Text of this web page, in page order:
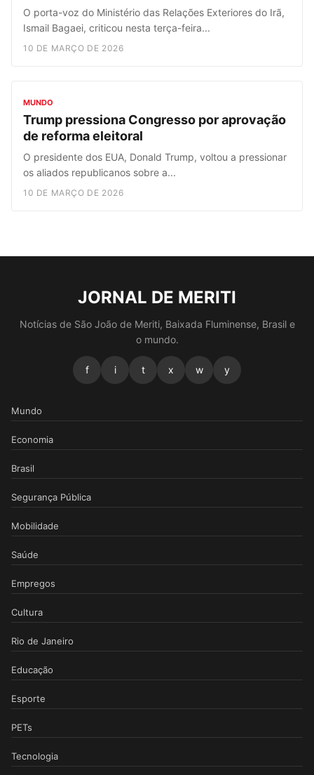
O porta-voz do Ministério das Relações Exteriores do Irã,
Ismail Bagaei, criticou nesta terça-feira...
10 DE MARÇO DE 2026
MUNDO
Trump pressiona Congresso por aprovação
de reforma eleitoral
O presidente dos EUA, Donald Trump, voltou a pressionar
os aliados republicanos sobre a...
10 DE MARÇO DE 2026
JORNAL DE MERITI
Notícias de São João de Meriti, Baixada Fluminense, Brasil e
o mundo.
f i t x w y
Mundo
Economia
Brasil
Segurança Pública
Mobilidade
Saúde
Empregos
Cultura
Rio de Janeiro
Educação
Esporte
PETs
Tecnologia